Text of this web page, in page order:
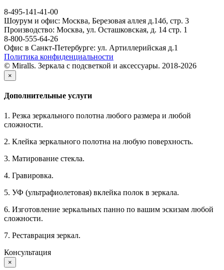
8-495-141-41-00
Шоурум и офис: Москва, Березовая аллея д.14б, стр. 3
Производство: Москва, ул. Осташковская, д. 14 стр. 1
8-800-555-64-26
Офис в Санкт-Петербурге: ул. Артиллерийская д.1
Политика конфиденциальности
© Miralls. Зеркала с подсветкой и аксессуары. 2018-2026
×
Дополнительные услуги
1. Резка зеркального полотна любого размера и любой
сложности.
2. Клейка зеркального полотна на любую поверхность.
3. Матирование стекла.
4. Гравировка.
5. УФ (ультрафиолетовая) вклейка полок в зеркала.
6. Изготовление зеркальных панно по вашим эскизам любой
сложности.
7. Реставрация зеркал.
Консультация
×